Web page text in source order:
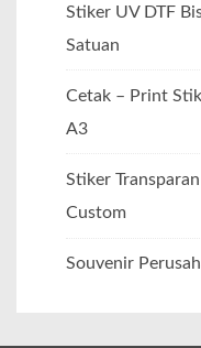
Stiker UV DTF
Satuan
Cetak – Print
A3
Stiker
Custom
Souvenir